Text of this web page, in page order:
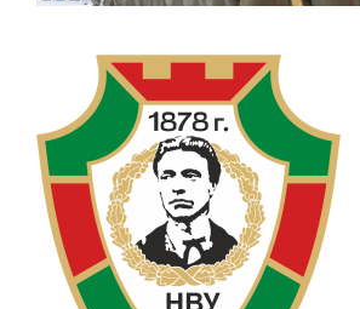
LOGITECH
MEETUP